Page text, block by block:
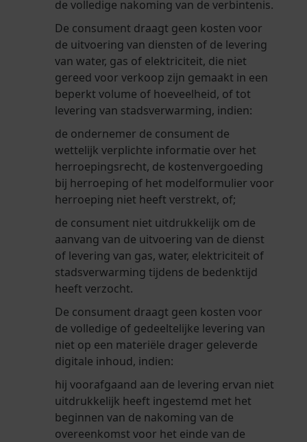
de volledige nakoming van de verbintenis.
De consument draagt geen kosten voor
de uitvoering van diensten of de levering
van water, gas of elektriciteit, die niet
gereed voor verkoop zijn gemaakt in een
beperkt volume of hoeveelheid, of tot
levering van stadsverwarming, indien:
de ondernemer de consument de
wettelijk verplichte informatie over het
herroepingsrecht, de kostenvergoeding
bij herroeping of het modelformulier voor
herroeping niet heeft verstrekt, of;
de consument niet uitdrukkelijk om de
aanvang van de uitvoering van de dienst
of levering van gas, water, elektriciteit of
stadsverwarming tijdens de bedenktijd
heeft verzocht.
De consument draagt geen kosten voor
de volledige of gedeeltelijke levering van
niet op een materiële drager geleverde
digitale inhoud, indien:
hij voorafgaand aan de levering ervan niet
uitdrukkelijk heeft ingestemd met het
beginnen van de nakoming van de
overeenkomst voor het einde van de